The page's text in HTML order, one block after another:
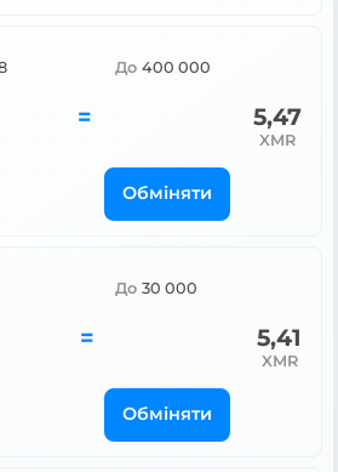
До 400 000
= 5,47
XMR
Обміняти
До 30 000
= 5,41
XMR
Обміняти